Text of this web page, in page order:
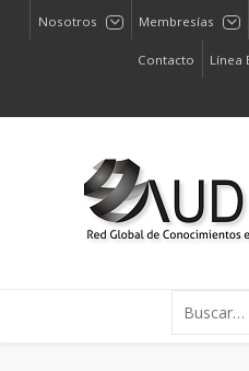
Nosotros Membresías
Contacto Línea